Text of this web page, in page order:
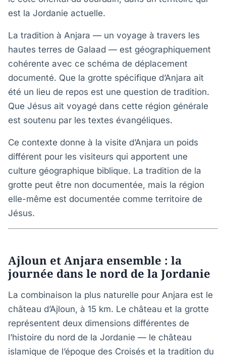
est la Jordanie actuelle.
La tradition à Anjara — un voyage à travers les
hautes terres de Galaad — est géographiquement
cohérente avec ce schéma de déplacement
documenté. Que la grotte spécifique d’Anjara ait
été un lieu de repos est une question de tradition.
Que Jésus ait voyagé dans cette région générale
est soutenu par les textes évangéliques.
Ce contexte donne à la visite d’Anjara un poids
différent pour les visiteurs qui apportent une
culture géographique biblique. La tradition de la
grotte peut être non documentée, mais la région
elle-même est documentée comme territoire de
Jésus.
Ajloun et Anjara ensemble : la
journée dans le nord de la Jordanie
La combinaison la plus naturelle pour Anjara est le
château d’Ajloun, à 15 km. Le château et la grotte
représentent deux dimensions différentes de
l’histoire du nord de la Jordanie — le château
islamique de l’époque des Croisés et la tradition du